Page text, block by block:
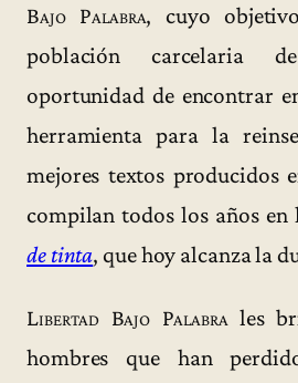
Bajo Palabra, cuyo
población carcelaria
oportunidad de encontrar
herramienta para la
mejores textos producidos
compilan todos los años en
de tinta, que hoy alcanza la
Libertad Bajo Palabrales
hombres que han